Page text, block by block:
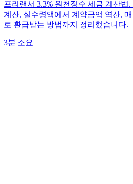
프리랜서 3.3% 원천징수 세금 계산법
계산, 실수령액에서 계약금액 역산,
로 환급받는 방법까지 정리했습니다.
3분 소요